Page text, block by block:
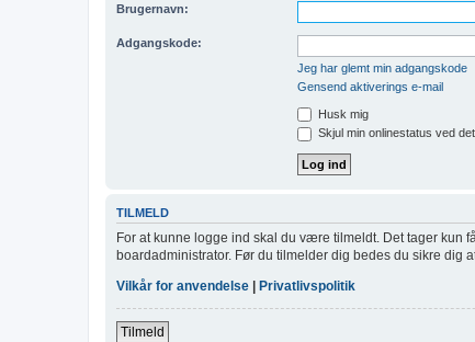
Brugernavn:
Adgangskode:
Jeg har glemt min adgangskode
Gensend aktiverings e-mail
Husk mig
Skjul min onlinestatus ved
TILMELD
For at kunne logge ind skal du være tilmeldt. Det tager kun
boardadministrator. Før du tilmelder dig bedes du sikre
Vilkår for anvendelse
Privatlivspolitik
Tilmeld